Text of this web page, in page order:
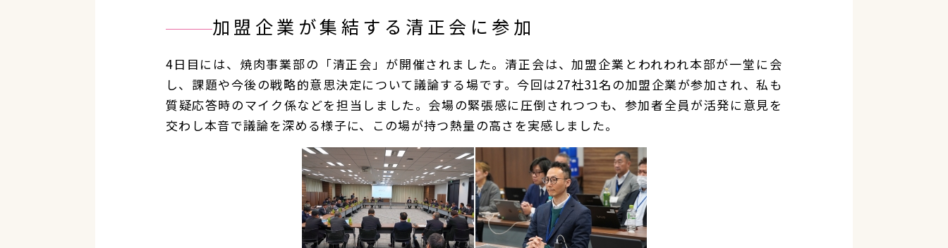
加盟企業が集結する清正会に参加
4日目には、焼肉事業部の「清正会」が開催されました。清正会は、加盟企業とわれわれ本部が一堂に会
し、課題や今後の戦略的意思決定について議論する場です。今回は27社31名の加盟企業が参加され、私も
質疑応答時のマイク係などを担当しました。会場の緊張感に圧倒されつつも、参加者全員が活発に意見を
交わし本音で議論を深める様子に、この場が持つ熱量の高さを実感しました。